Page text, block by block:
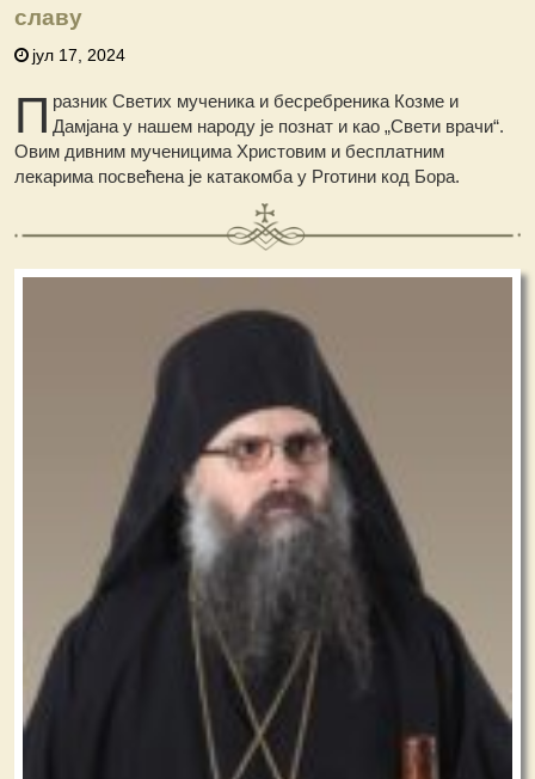
славу
јул 17, 2024
П разник Светих мученика и бесребреника Козме и
Дамјана у нашем народу је познат и као „Свети врачи“.
Овим дивним мученицима Христовим и бесплатним
лекарима посвећена је катакомба у Рготини код Бора.